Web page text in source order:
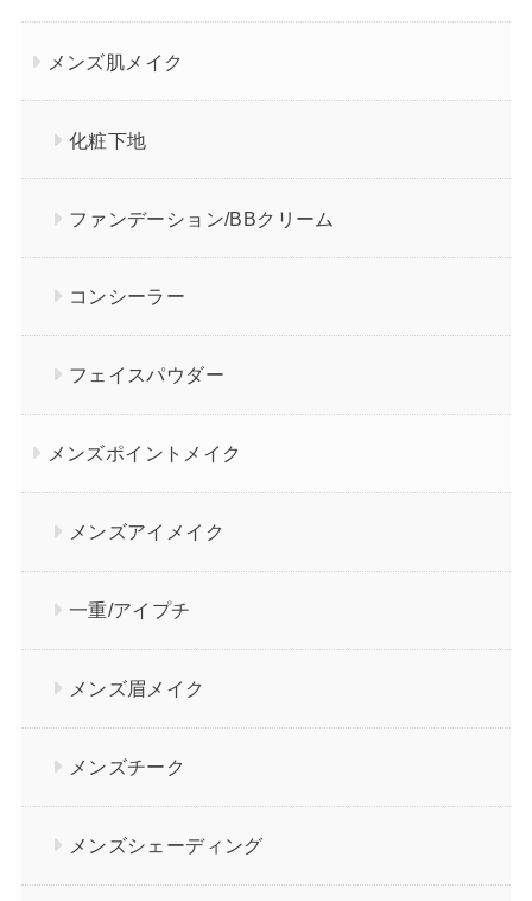
メンズ肌メイク
化粧下地
ファンデーション/BBクリーム
コンシーラー
フェイスパウダー
メンズポイントメイク
メンズアイメイク
一重/アイプチ
メンズ眉メイク
メンズチーク
メンズシェーディング